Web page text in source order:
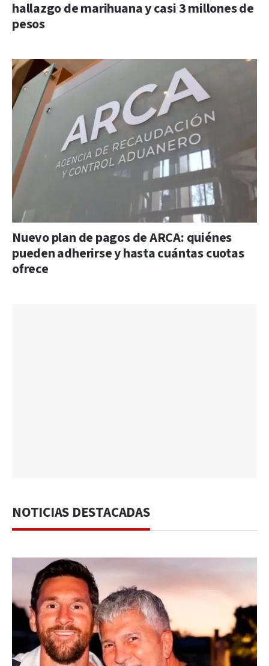
hallazgo de marihuana y casi 3 millones de
pesos
Nuevo plan de pagos de ARCA: quiénes
pueden adherirse y hasta cuántas cuotas
ofrece
NOTICIAS DESTACADAS